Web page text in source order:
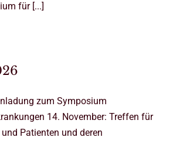
für [...]
zum Symposium
14. November: Treffen für
Patienten und deren